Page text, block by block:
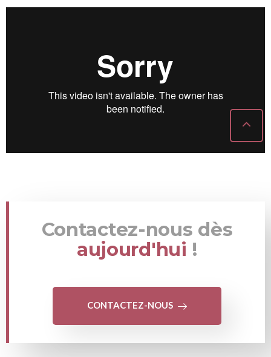
Contactez-nous dès
aujourd'hui !
CONTACTEZ-NOUS